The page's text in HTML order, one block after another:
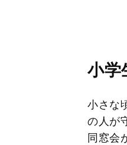
小学
小さな
の人が
同窓会